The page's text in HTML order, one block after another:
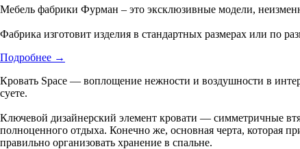
Мебель фабрики Фурман – это эксклюзивные модели,
Фабрика изготовит изделия в стандартных размерах или по
Подробнее →
Кровать Space — воплощение нежности и воздушности в
суете.
Ключевой дизайнерский элемент кровати — симметричные
полноценного отдыха. Конечно же, основная черта, которая
правильно организовать хранение в спальне.